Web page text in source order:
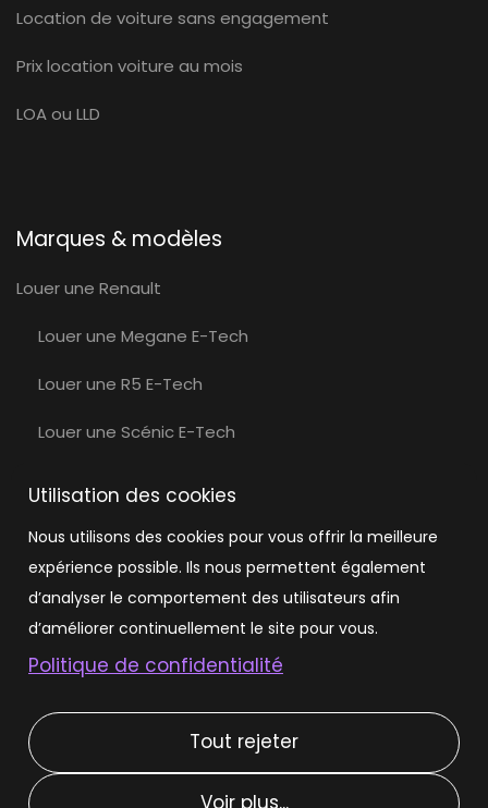
Location de voiture sans engagement
Prix location voiture au mois
LOA ou LLD
Marques & modèles
Louer une Renault
Louer une Megane E-Tech
Louer une R5 E-Tech
Louer une Scénic E-Tech
Louer une Volvo EX30
Louer une Tesla
Louer une Tesla Model 3
Louer une Tesla Model Y
Types de location
Location courte durée
Utilisation des cookies
Nous utilisons des cookies pour vous offrir la meilleure
expérience possible. Ils nous permettent également
d’analyser le comportement des utilisateurs afin
d’améliorer continuellement le site pour vous.
Politique de confidentialité
Tout rejeter
Voir plus...